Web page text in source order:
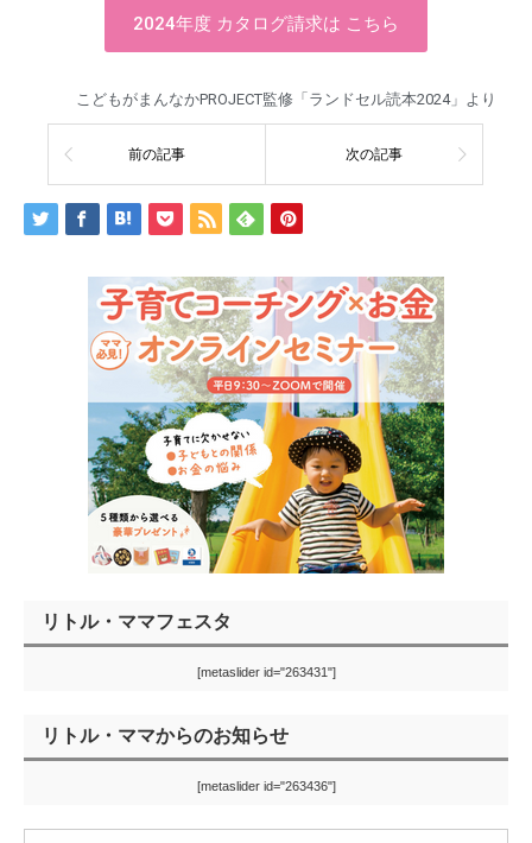
2024年度 カタログ請求は こちら
こどもがまんなかPROJECT監修「ランドセル読本2024」より
前の記事 次の記事
リトル・ママフェスタ
[metaslider id="263431"]
リトル・ママからのお知らせ
[metaslider id="263436"]